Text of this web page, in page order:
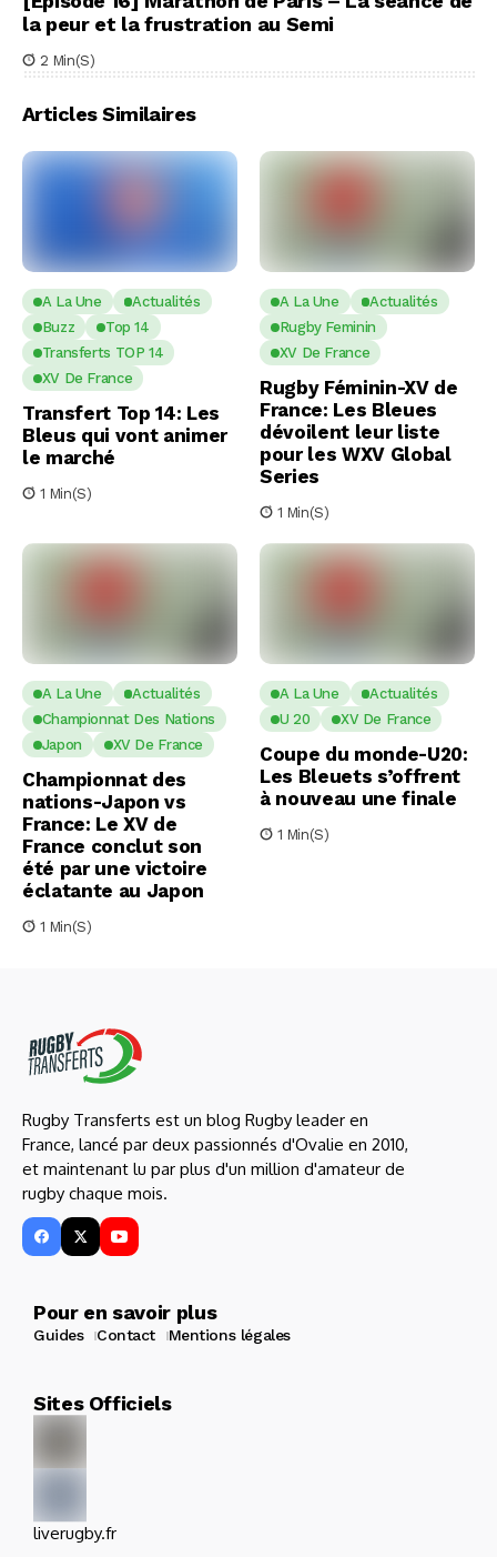
la peur et la frustration au Semi
2 Min(s)
Articles Similaires
A La Une
Actualités
Buzz
Top 14
Transferts TOP 14
XV De France
Transfert Top 14: Les
Bleus qui vont animer
le marché
1 Min(s)
A La Une
Actualités
Rugby Feminin
XV De France
Rugby Féminin-XV de
France: Les Bleues
dévoilent leur liste
pour les WXV Global
Series
1 Min(s)
A La Une
Actualités
Championnat Des Nations
Japon
XV De France
Championnat des
nations-Japon vs
France: Le XV de
France conclut son
été par une victoire
éclatante au Japon
1 Min(s)
A La Une
Actualités
U 20
XV De France
Coupe du monde-U20:
Les Bleuets s’offrent
à nouveau une finale
1 Min(s)
Rugby Transferts est un blog Rugby leader en
France, lancé par deux passionnés d'Ovalie en 2010,
et maintenant lu par plus d'un million d'amateur de
rugby chaque mois.
Pour en savoir plus
Guides Contact Mentions légales
Sites Officiels
liverugby.fr